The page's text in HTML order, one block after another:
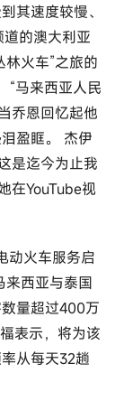
其速度较慢、
的澳大利亚
火车”之旅的
“马来西亚人民
乔恩回忆起他
盈眶。 杰伊
是迄今为止我
在YouTube视
动火车服务启
来西亚与泰国
量超过400万
表示，将为该
从每天32趟